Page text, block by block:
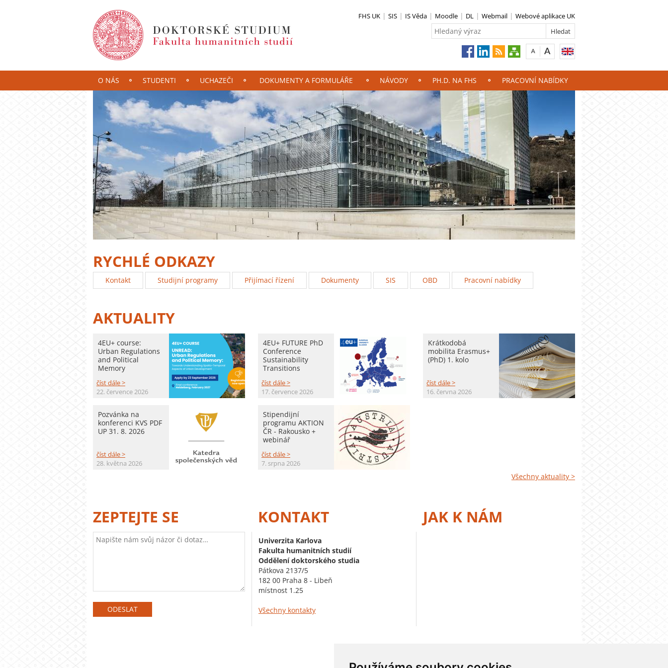
FHS UK SIS IS Věda Moodle DL Webmail Webové aplikace UK
O NÁS STUDENTI UCHAZEČI DOKUMENTY A FORMULÁŘE NÁVODY PH.D. NA FHS PRACOVNÍ NABÍDKY
RYCHLÉ ODKAZY
Kontakt Studijní programy Přijímací řízení Dokumenty SIS OBD Pracovní nabídky
AKTUALITY
4EU+ course:
Urban Regulations
and Political
Memory
číst dále >
22. července 2026
4EU+ FUTURE PhD
Conference
Sustainability
Transitions
číst dále >
17. července 2026
Krátkodobá
mobilita Erasmus+
(PhD) 1. kolo
číst dále >
16. června 2026
Pozvánka na
konferenci KVS PDF
UP 31. 8. 2026
číst dále >
28. května 2026
Stipendijní
programu AKTION
ČR - Rakousko +
webinář
číst dále >
7. srpna 2026
Všechny aktuality >
ZEPTEJTE SE KONTAKT
Univerzita Karlova
Fakulta humanitních studií
Oddělení doktorského studia
Pátkova 2137/5
182 00 Praha 8 - Libeň
místnost 1.25
Všechny kontakty
JAK K NÁM